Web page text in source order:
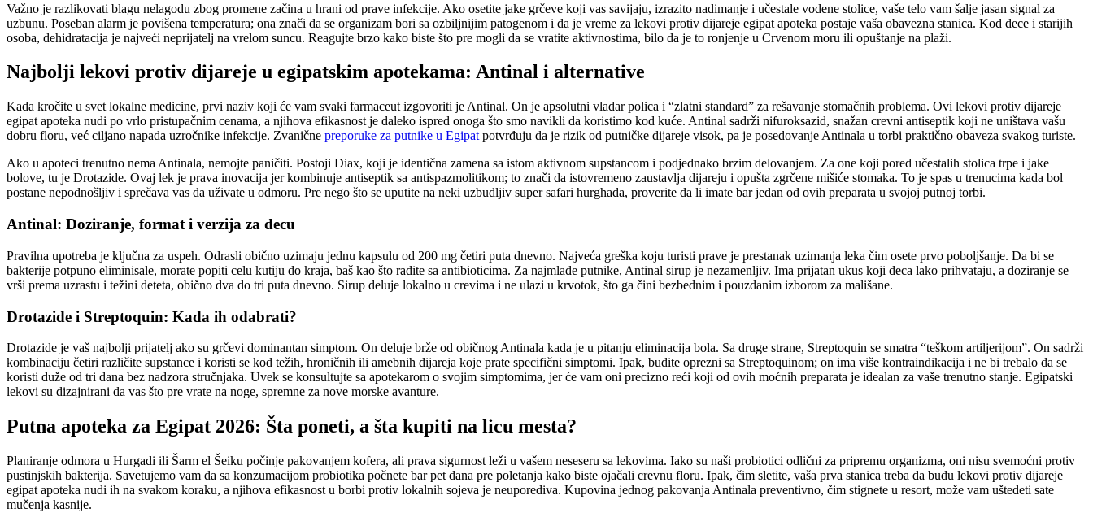
Važno je razlikovati blagu nelagodu zbog promene začina u hrani od prave infekcije. Ako osetite jake grčeve koji vas savijaju, izrazito nadimanje i učestale vodene stolice, vaše telo vam šalje jasan signal za
uzbunu. Poseban alarm je povišena temperatura; ona znači da se organizam bori sa ozbiljnijim patogenom i da je vreme za lekovi protiv dijareje egipat apoteka postaje vaša obavezna stanica. Kod dece i starijih
osoba, dehidratacija je najveći neprijatelj na vrelom suncu. Reagujte brzo kako biste što pre mogli da se vratite aktivnostima, bilo da je to ronjenje u Crvenom moru ili opuštanje na plaži.
Najbolji lekovi protiv dijareje u egipatskim apotekama: Antinal i alternative
Kada kročite u svet lokalne medicine, prvi naziv koji će vam svaki farmaceut izgovoriti je Antinal. On je apsolutni vladar polica i “zlatni standard” za rešavanje stomačnih problema. Ovi lekovi protiv dijareje
egipat apoteka nudi po vrlo pristupačnim cenama, a njihova efikasnost je daleko ispred onoga što smo navikli da koristimo kod kuće. Antinal sadrži nifuroksazid, snažan crevni antiseptik koji ne uništava vašu
dobru floru, već ciljano napada uzročnike infekcije. Zvanične preporuke za putnike u Egipat potvrđuju da je rizik od putničke dijareje visok, pa je posedovanje Antinala u torbi praktično obaveza svakog turiste.
Ako u apoteci trenutno nema Antinala, nemojte paničiti. Postoji Diax, koji je identična zamena sa istom aktivnom supstancom i podjednako brzim delovanjem. Za one koji pored učestalih stolica trpe i jake
bolove, tu je Drotazide. Ovaj lek je prava inovacija jer kombinuje antiseptik sa antispazmolitikom; to znači da istovremeno zaustavlja dijareju i opušta zgrčene mišiće stomaka. To je spas u trenucima kada bol
postane nepodnošljiv i sprečava vas da uživate u odmoru. Pre nego što se uputite na neki uzbudljiv super safari hurghada, proverite da li imate bar jedan od ovih preparata u svojoj putnoj torbi.
Antinal: Doziranje, format i verzija za decu
Pravilna upotreba je ključna za uspeh. Odrasli obično uzimaju jednu kapsulu od 200 mg četiri puta dnevno. Najveća greška koju turisti prave je prestanak uzimanja leka čim osete prvo poboljšanje. Da bi se
bakterije potpuno eliminisale, morate popiti celu kutiju do kraja, baš kao što radite sa antibioticima. Za najmlađe putnike, Antinal sirup je nezamenljiv. Ima prijatan ukus koji deca lako prihvataju, a doziranje se
vrši prema uzrastu i težini deteta, obično dva do tri puta dnevno. Sirup deluje lokalno u crevima i ne ulazi u krvotok, što ga čini bezbednim i pouzdanim izborom za mališane.
Drotazide i Streptoquin: Kada ih odabrati?
Drotazide je vaš najbolji prijatelj ako su grčevi dominantan simptom. On deluje brže od običnog Antinala kada je u pitanju eliminacija bola. Sa druge strane, Streptoquin se smatra “teškom artiljerijom”. On sadrži
kombinaciju četiri različite supstance i koristi se kod težih, hroničnih ili amebnih dijareja koje prate specifični simptomi. Ipak, budite oprezni sa Streptoquinom; on ima više kontraindikacija i ne bi trebalo da se
koristi duže od tri dana bez nadzora stručnjaka. Uvek se konsultujte sa apotekarom o svojim simptomima, jer će vam oni precizno reći koji od ovih moćnih preparata je idealan za vaše trenutno stanje. Egipatski
lekovi su dizajnirani da vas što pre vrate na noge, spremne za nove morske avanture.
Putna apoteka za Egipat 2026: Šta poneti, a šta kupiti na licu mesta?
Planiranje odmora u Hurgadi ili Šarm el Šeiku počinje pakovanjem kofera, ali prava sigurnost leži u vašem neseseru sa lekovima. Iako su naši probiotici odlični za pripremu organizma, oni nisu svemoćni protiv
pustinjskih bakterija. Savetujemo vam da sa konzumacijom probiotika počnete bar pet dana pre poletanja kako biste ojačali crevnu floru. Ipak, čim sletite, vaša prva stanica treba da budu lekovi protiv dijareje
egipat apoteka nudi ih na svakom koraku, a njihova efikasnost u borbi protiv lokalnih sojeva je neuporediva. Kupovina jednog pakovanja Antinala preventivno, čim stignete u resort, može vam uštedeti sate
mučenja kasnije.